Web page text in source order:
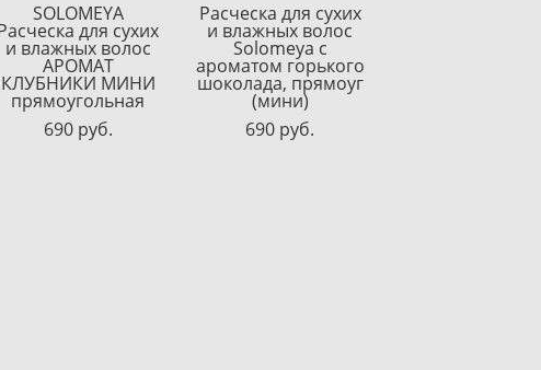
SOLOMEYA
для сухих
и влажных волос
АРОМАТ
КЛУБНИКИ МИНИ
прямоугольная
690 pуб.
Расческа для сухих
и влажных волос
Solomeya с
ароматом горького
шоколада, прямоуг
(мини)
690 pуб.